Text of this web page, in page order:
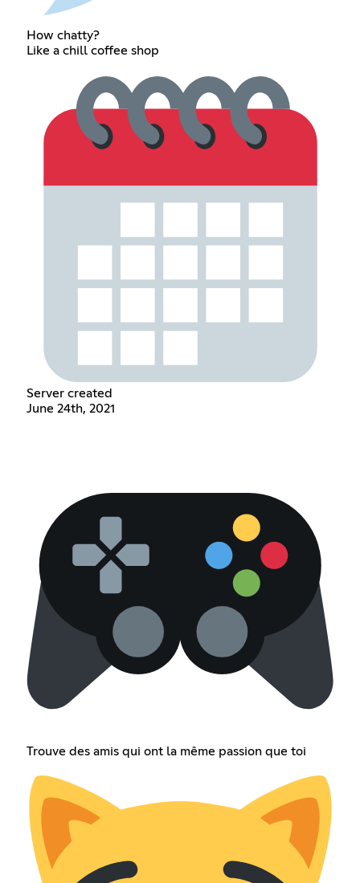
How chatty?
Like a chill coffee shop
Server created
June 24th, 2021
Trouve des amis qui ont la même passion que toi